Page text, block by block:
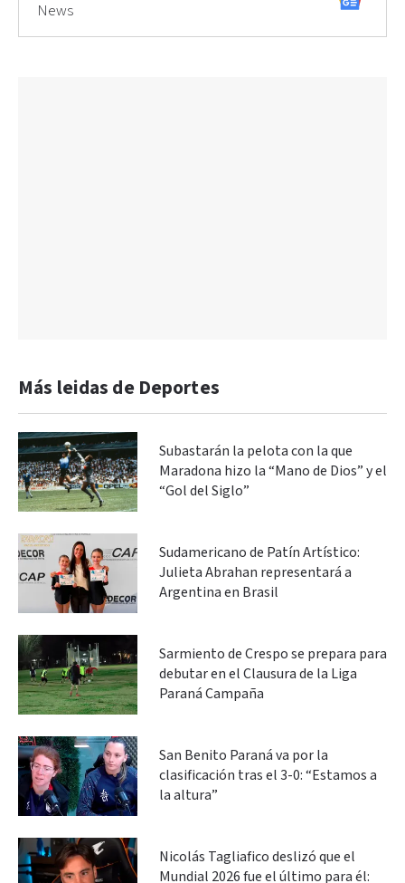
News
Más leidas de Deportes
Subastarán la pelota con la que
Maradona hizo la “Mano de Dios” y el
“Gol del Siglo”
Sudamericano de Patín Artístico:
Julieta Abrahan representará a
Argentina en Brasil
Sarmiento de Crespo se prepara para
debutar en el Clausura de la Liga
Paraná Campaña
San Benito Paraná va por la
clasificación tras el 3-0: “Estamos a
la altura”
Nicolás Tagliafico deslizó que el
Mundial 2026 fue el último para él: